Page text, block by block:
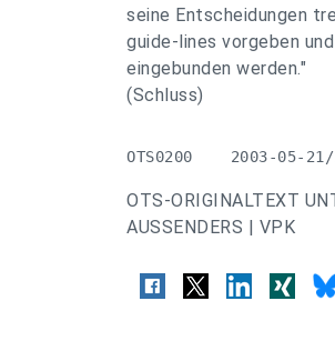
seine Entscheidungen
guide-lines vorgeben
eingebunden werden."
(Schluss)
OTS0200    2003-05-
OTS-ORIGINALTEXT
AUSSENDERS | VPK